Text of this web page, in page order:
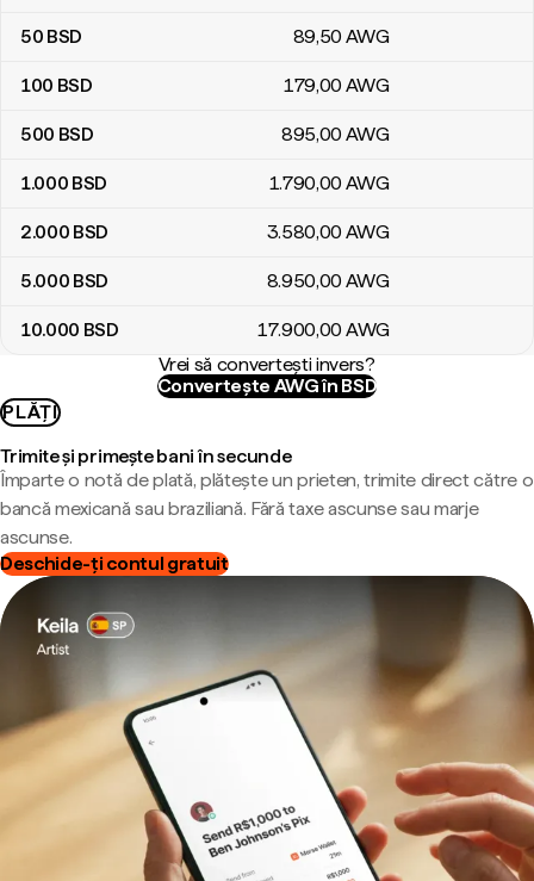
50 BSD 89,50 AWG
100 BSD 179,00 AWG
500 BSD 895,00 AWG
1.000 BSD 1.790,00 AWG
2.000 BSD 3.580,00 AWG
5.000 BSD 8.950,00 AWG
10.000 BSD 17.900,00 AWG
Vrei să convertești invers?
Convertește AWG în BSD
PLĂȚI
Trimite și primește bani în secunde
Împarte o notă de plată, plătește un prieten, trimite direct către o
bancă mexicană sau braziliană. Fără taxe ascunse sau marje
ascunse.
Deschide-ți contul gratuit